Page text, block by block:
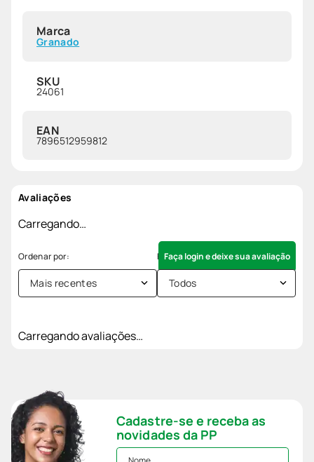
Marca
Granado
SKU
24061
EAN
7896512959812
Avaliações
Carregando…
Faça login e deixe sua avaliação
Mais recentes Todos
Carregando avaliações…
Cadastre-se e receba as
novidades da PP